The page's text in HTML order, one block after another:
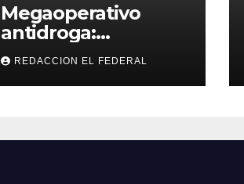
Megaoperativo
antidroga:
secuestran 190 kilos
de marihuana que
tenían como
REDACCION EL FEDERAL